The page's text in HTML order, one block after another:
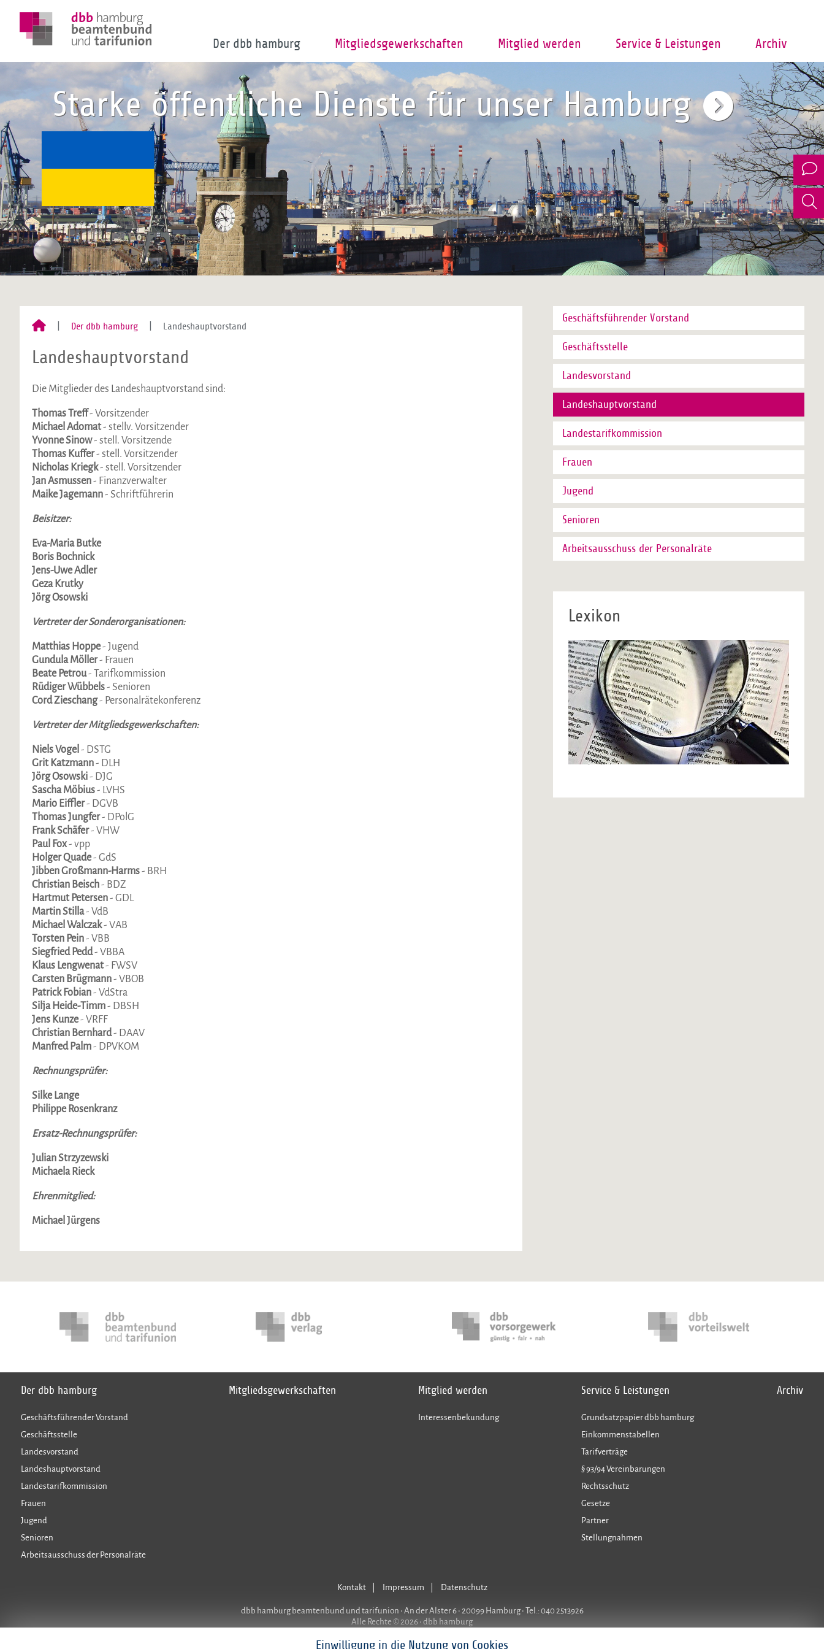
Der dbb hamburg Mitgliedsgewerkschaften Mitglied werden Service & Leistungen Archiv
Starke öffentliche Dienste für unser Hamburg
Der dbb hamburg Landeshauptvorstand
Landeshauptvorstand
Die Mitglieder des Landeshauptvorstand sind:
Thomas Treff- Vorsitzender
Michael Adomat- stellv. Vorsitzender
Yvonne Sinow- stell. Vorsitzende
Thomas Kuffer- stell. Vorsitzender
Nicholas Kriegk- stell. Vorsitzender
Jan Asmussen- Finanzverwalter
Maike Jagemann- Schriftführerin
Beisitzer:
Eva-Maria Butke
Boris Bochnick
Jens-Uwe Adler
Geza Krutky
Jörg Osowski
Vertreter der Sonderorganisationen:
Matthias Hoppe- Jugend
Gundula Möller- Frauen
Beate Petrou- Tarifkommission
Rüdiger Wübbels- Senioren
Cord Zieschang- Personalrätekonferenz
Vertreter der Mitgliedsgewerkschaften:
Niels Vogel - DSTG
Grit Katzmann- DLH
Jörg Osowski- DJG
Sascha Möbius- LVHS
Mario Eiffler- DGVB
Thomas Jungfer- DPolG
Frank Schäfer- VHW
Paul Fox- vpp
Holger Quade- GdS
Jibben Großmann-Harms- BRH
Christian Beisch- BDZ
Hartmut Petersen- GDL
Martin Stilla- VdB
Michael Walczak- VAB
Torsten Pein- VBB
Siegfried Pedd- VBBA
Klaus Lengwenat- FWSV
Carsten Brügmann- VBOB
Patrick Fobian- VdStra
Silja Heide-Timm- DBSH
Jens Kunze- VRFF
Christian Bernhard- DAAV
Manfred Palm- DPVKOM
Rechnungsprüfer:
Silke Lange
Philippe Rosenkranz
Ersatz-Rechnungsprüfer:
Julian Strzyzewski
Michaela Rieck
Ehrenmitglied:
Michael Jürgens
Geschäftsführender Vorstand
Geschäftsstelle
Landesvorstand
Landeshauptvorstand
Landestarifkommission
Frauen
Jugend
Senioren
Arbeitsausschuss der Personalräte
Lexikon
Der dbb hamburg
Geschäftsführender Vorstand
Geschäftsstelle
Landesvorstand
Landeshauptvorstand
Landestarifkommission
Frauen
Jugend
Senioren
Arbeitsausschuss der Personalräte
Mitgliedsgewerkschaften Mitglied werden
Interessenbekundung
Service & Leistungen
Grundsatzpapier dbb hamburg
Einkommenstabellen
Tarifverträge
§ 93/94 Vereinbarungen
Rechtsschutz
Gesetze
Partner
Stellungnahmen
Archiv
Kontakt Impressum Datenschutz
dbb hamburg beamtenbund und tarifunion • An der Alster 6 • 20099 Hamburg • Tel.: 040 2513926
Alle Rechte © 2026 • dbb hamburg
Einwilligung in die Nutzung von Cookies